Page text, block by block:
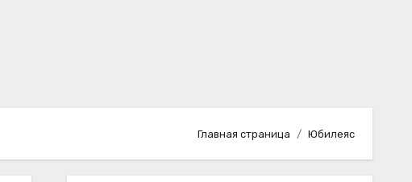
Главная страница Юбилеяс